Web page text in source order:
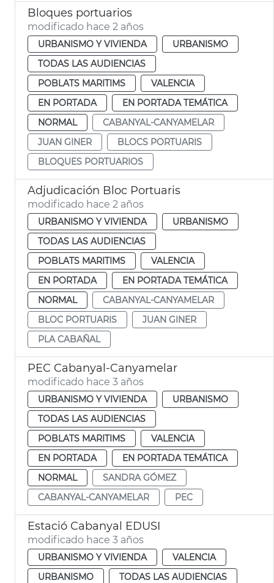
Bloques portuarios
modificado hace 2 años
URBANISMO Y VIVIENDA
URBANISMO
TODAS LAS AUDIENCIAS
POBLATS MARITIMS
VALENCIA
EN PORTADA
EN PORTADA TEMÁTICA
NORMAL
CABANYAL-CANYAMELAR
JUAN GINER
BLOCS PORTUARIS
BLOQUES PORTUARIOS
Adjudicación Bloc Portuaris
modificado hace 2 años
URBANISMO Y VIVIENDA
URBANISMO
TODAS LAS AUDIENCIAS
POBLATS MARITIMS
VALENCIA
EN PORTADA
EN PORTADA TEMÁTICA
NORMAL
CABANYAL-CANYAMELAR
BLOC PORTUARIS
JUAN GINER
PLA CABAÑAL
PEC Cabanyal-Canyamelar
modificado hace 3 años
URBANISMO Y VIVIENDA
URBANISMO
TODAS LAS AUDIENCIAS
POBLATS MARITIMS
VALENCIA
EN PORTADA
EN PORTADA TEMÁTICA
NORMAL
SANDRA GÓMEZ
CABANYAL-CANYAMELAR
PEC
Estació Cabanyal EDUSI
modificado hace 3 años
URBANISMO Y VIVIENDA
VALENCIA
URBANISMO
TODAS LAS AUDIENCIAS